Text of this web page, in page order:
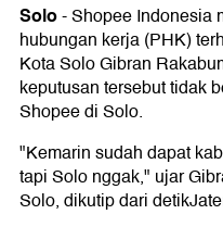
Solo-Shopee Indonesia
hubungan kerja (PHK)
Kota Solo Gibran
keputusan tersebut tidak
Shopee di Solo.
"Kemarin sudah dapat
tapi Solo nggak," ujar
Solo, dikutip dari